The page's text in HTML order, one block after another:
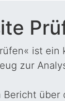
ist ein
zur
Bericht über